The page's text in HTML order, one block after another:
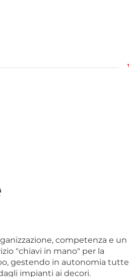
competenza e un
"chiavi in mano" per la
gestendo in autonomia tutte
impianti ai decori.